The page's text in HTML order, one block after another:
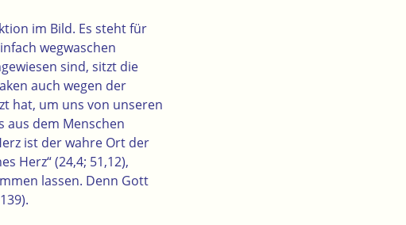
im Bild. Es steht für
wegwaschen
sind, sitzt die
auch wegen der
hat, um uns von unseren
aus dem Menschen
ist der wahre Ort der
Herz“ (24,4; 51,12),
lassen. Denn Gott